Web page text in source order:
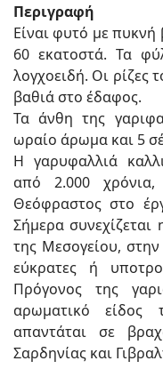
Περιγραφή
Είναι φυτό με
60 εκατοστά. Τα
λογχοειδή. Οι ρίζες
βαθιά στο έδαφος.
Τα άνθη της
ωραίο άρωμα και 5
Η γαρυφαλλιά
από 2.000
Θεόφραστος στο
Σήμερα συνεχίζεται
της Μεσογείου,
εύκρατες ή
Πρόγονος της
αρωματικό είδος
απαντάται σε
Σαρδηνίας και